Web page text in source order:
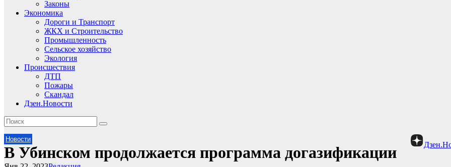
Законы
Экономика
Дороги и Транспорт
ЖКХ и Строительство
Промышленность
Сельское хозяйство
Экология
Происшествия
ДТП
Пожары
Скандал
Дзен.Новости
Новости
В Убинском продолжается программа догазификации